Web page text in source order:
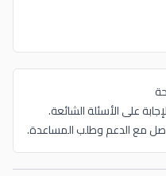
على الأسئلة الشائعة.
مع الدعم وطلب المساعدة.